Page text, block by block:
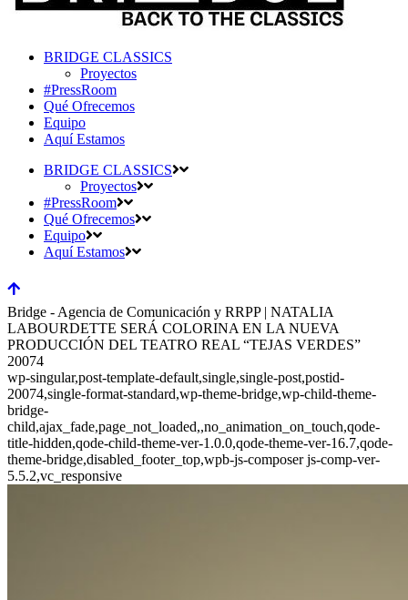
BRIDGE CLASSICS
Proyectos
#PressRoom
Qué Ofrecemos
Equipo
Aquí Estamos
BRIDGE CLASSICS
Proyectos
#PressRoom
Qué Ofrecemos
Equipo
Aquí Estamos
Bridge - Agencia de Comunicación y RRPP | NATALIA
LABOURDETTE SERÁ COLORINA EN LA NUEVA
PRODUCCIÓN DEL TEATRO REAL “TEJAS VERDES”
20074
wp-singular,post-template-default,single,single-post,postid-
20074,single-format-standard,wp-theme-bridge,wp-child-theme-
bridge-
child,ajax_fade,page_not_loaded,,no_animation_on_touch,qode-
title-hidden,qode-child-theme-ver-1.0.0,qode-theme-ver-16.7,qode-
theme-bridge,disabled_footer_top,wpb-js-composer js-comp-ver-
5.5.2,vc_responsive